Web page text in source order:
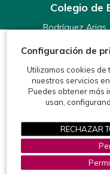
Colegio de
Rodríguez Arias,
©2026 Colegio de
Protección de
Configuración de
Utilizamos cookies
nuestros servicios
Puedes obtener más
usan,
RECHAZAR